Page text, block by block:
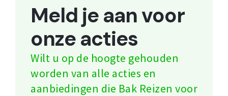
Meld je aan voor
onze acties
Wilt u op de hoogte gehouden
worden van alle acties en
aanbiedingen die Bak Reizen voor